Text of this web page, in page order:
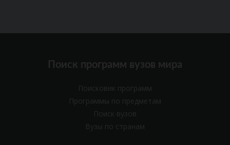
Поиск программ вузов мира
Поисковик программ
Программы по предметам
Поиск вузов
Вузы по странам